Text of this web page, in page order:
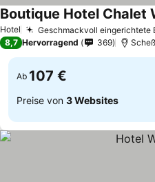
Hotel Geschmackvoll eingerichtete
Boutique Hotel Chalet
8,7 Hervorragend 369
Ab 107 €
Preise von 3 Websites